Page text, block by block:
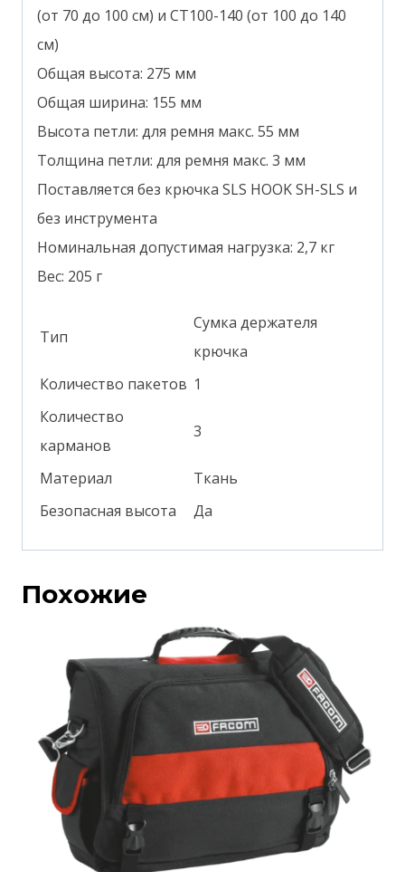
(от 70 до 100 см) и CT100-140 (от 100 до 140
см)
Общая высота: 275 мм
Общая ширина: 155 мм
Высота петли: для ремня макс. 55 мм
Толщина петли: для ремня макс. 3 мм
Поставляется без крючка SLS HOOK SH-SLS и
без инструмента
Номинальная допустимая нагрузка: 2,7 кг
Вес: 205 г
Тип
Сумка держателя
крючка
Количество пакетов 1
Количество
карманов
3
Материал
Ткань
Безопасная высота
Да
Похожие